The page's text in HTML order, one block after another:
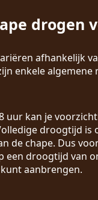
drogen
afhankelijk
enkele algemene
uur kan je
droogtijd is
de chape. Dus
een droogtijd van
aanbrengen.